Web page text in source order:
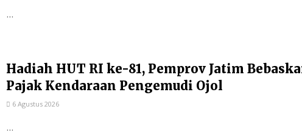
...
Hadiah HUT RI ke-81, Pemprov Jatim
Pajak Kendaraan Pengemudi Ojol
6 Agustus 2026
...